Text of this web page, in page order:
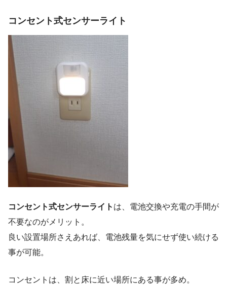
コンセント式センサーライト
コンセント式センサーライト は、電池交換や充電の手間が
不要なのがメリット。
良い設置場所さえあれば、電池残量を気にせず使い続ける
事が可能。
コンセントは、割と床に近い場所にある事が多め。